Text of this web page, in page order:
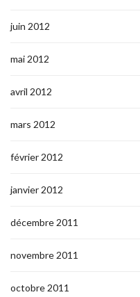
juin 2012
mai 2012
avril 2012
mars 2012
février 2012
janvier 2012
décembre 2011
novembre 2011
octobre 2011